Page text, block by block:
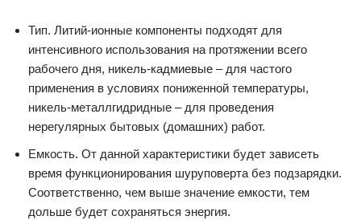
Тип. Литий-ионные компоненты подходят для
интенсивного использования на протяжении всего
рабочего дня, никель-кадмиевые – для частого
применения в условиях пониженной температуры,
никель-металлгидридные – для проведения
нерегулярных бытовых (домашних) работ.
Емкость. От данной характеристики будет зависеть
время функционирования шуруповерта без подзарядки.
Соответственно, чем выше значение емкости, тем
дольше будет сохраняться энергия.